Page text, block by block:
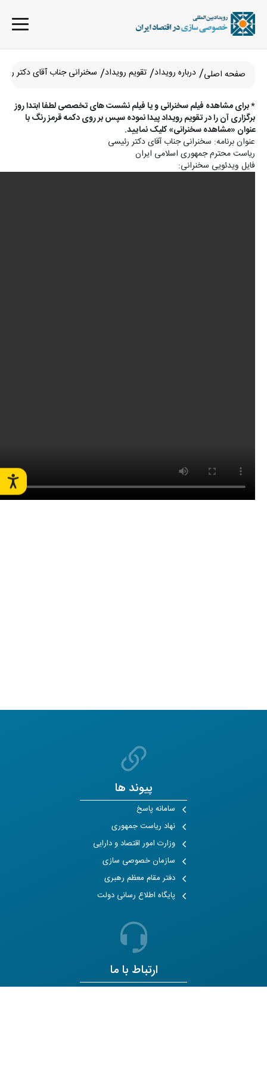
صفحه اصلی درباره رویداد تقویم رویداد سخنرانی جناب آقای دکتر
* برای مشاهده فیلم سخنرانی و یا فیلم نشست های تخصصی لطفا ابتدا روز
برگزاری آن را در تقویم رویداد پیدا نموده سپس بر روی دکمه قرمز رنگ با
عنوان «مشاهده سخنرانی» کلیک نمایید.
عنوان برنامه: سخنرانی جناب آقای دکتر رئیسی
ریاست محترم جمهوری اسلامی ایران
فایل ویدئویی سخنرانی:
پیوند ها
سامانه پاسخ
نهاد ریاست جمهوری
وزارت امور اقتصاد و دارایی
سازمان خصوصی سازی
دفتر مقام معظم رهبری
پایگاه اطلاع رسانی دولت
ارتباط با ما
سازمان خصوصی سازی